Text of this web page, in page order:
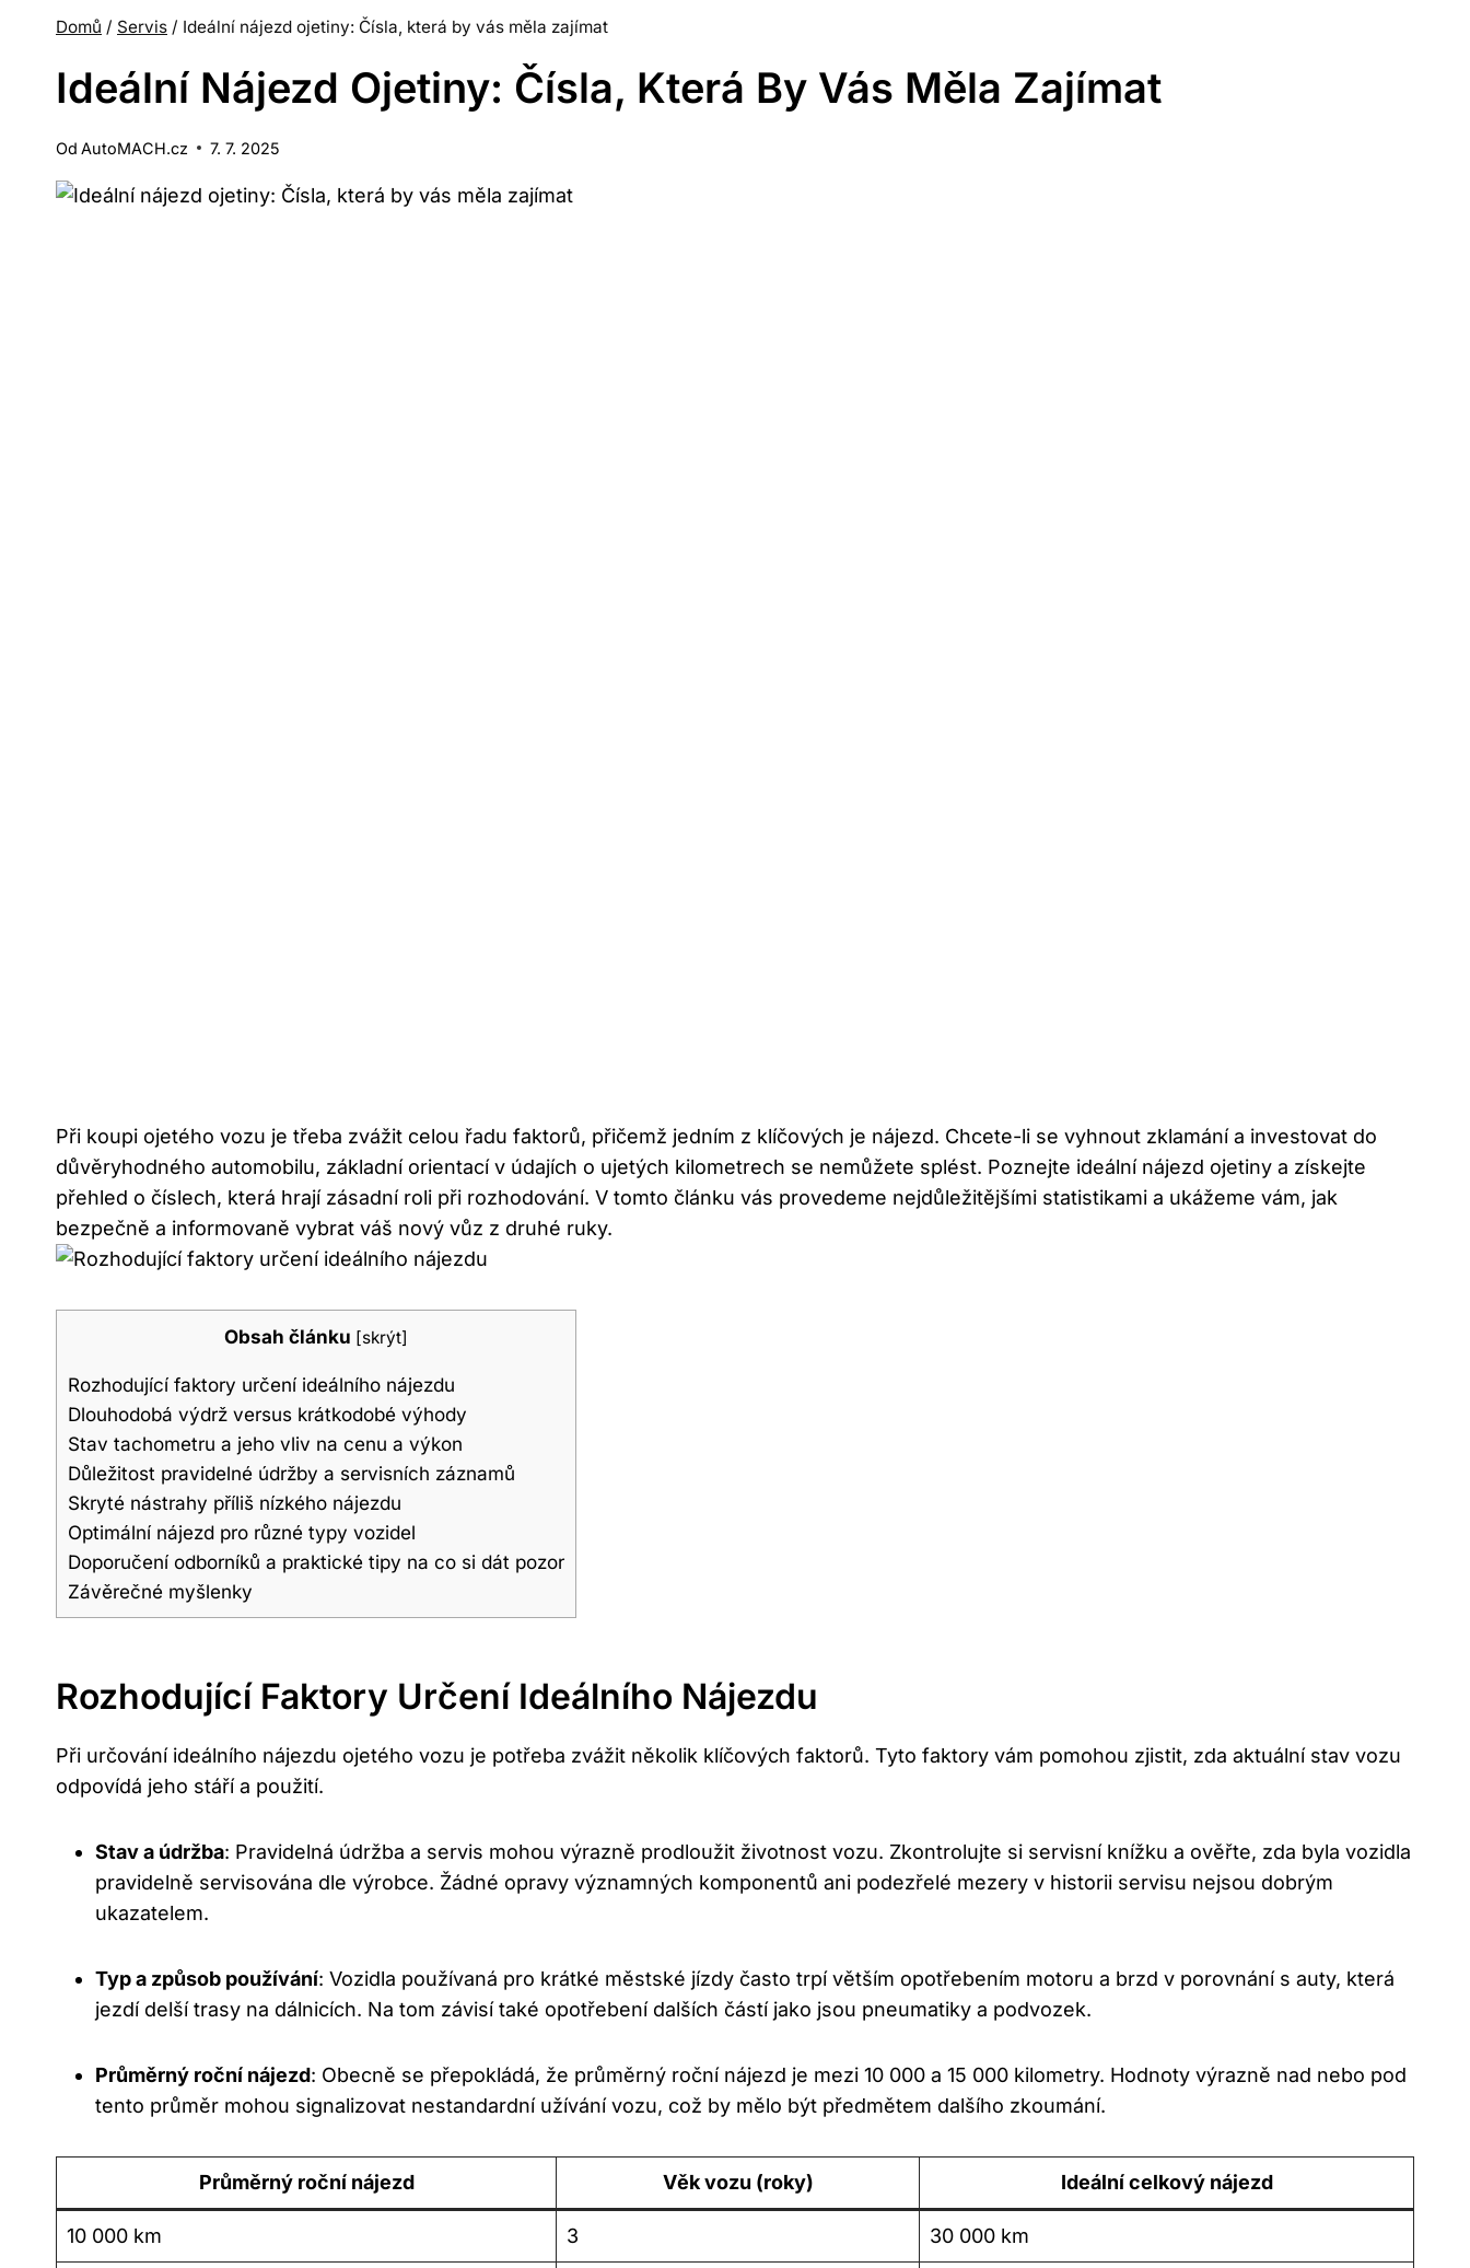
Domů / Servis / Ideální nájezd ojetiny: Čísla, která by vás měla zajímat
Ideální Nájezd Ojetiny: Čísla, Která By Vás Měla Zajímat
Od AutoMACH.cz 7. 7. 2025
Při koupi ojetého vozu je třeba zvážit celou řadu faktorů, přičemž jedním z klíčových je nájezd. Chcete-li se vyhnout zklamání a investovat do
důvěryhodného automobilu, základní orientací v údajích o ujetých kilometrech se nemůžete splést. Poznejte ideální nájezd ojetiny a získejte
přehled o číslech, která hrají zásadní roli při rozhodování. V tomto článku vás provedeme nejdůležitějšími statistikami a ukážeme vám, jak
bezpečně a informovaně vybrat váš nový vůz z druhé ruky.
Obsah článku [skrýt]
Rozhodující faktory určení ideálního nájezdu
Dlouhodobá výdrž versus krátkodobé výhody
Stav tachometru a jeho vliv na cenu a výkon
Důležitost pravidelné údržby a servisních záznamů
Skryté nástrahy příliš nízkého nájezdu
Optimální nájezd pro různé typy vozidel
Doporučení odborníků a praktické tipy na co si dát pozor
Závěrečné myšlenky
Rozhodující Faktory Určení Ideálního Nájezdu
Při určování ideálního nájezdu ojetého vozu je potřeba zvážit několik klíčových faktorů. Tyto faktory vám pomohou zjistit, zda aktuální stav vozu
odpovídá jeho stáří a použití.
Stav a údržba: Pravidelná údržba a servis mohou výrazně prodloužit životnost vozu. Zkontrolujte si servisní knížku a ověřte, zda byla vozidla
pravidelně servisována dle výrobce. Žádné opravy významných komponentů ani podezřelé mezery v historii servisu nejsou dobrým
ukazatelem.
Typ a způsob používání: Vozidla používaná pro krátké městské jízdy často trpí větším opotřebením motoru a brzd v porovnání s auty, která
jezdí delší trasy na dálnicích. Na tom závisí také opotřebení dalších částí jako jsou pneumatiky a podvozek.
Průměrný roční nájezd: Obecně se přepokládá, že průměrný roční nájezd je mezi 10 000 a 15 000 kilometry. Hodnoty výrazně nad nebo pod
tento průměr mohou signalizovat nestandardní užívání vozu, což by mělo být předmětem dalšího zkoumání.
Průměrný roční nájezd Věk vozu (roky) Ideální celkový nájezd
10 000 km 3 30 000 km